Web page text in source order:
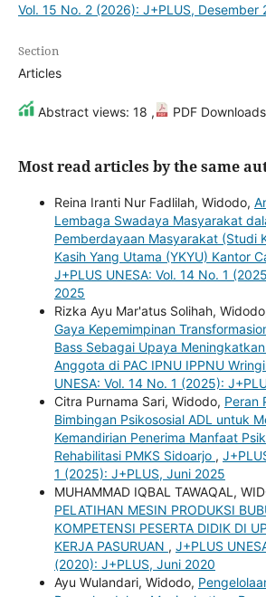
Vol. 15 No. 2 (2026): J+PLUS, Desember
Section
Articles
Abstract views: 18 , PDF
Most read articles by the same
Reina Iranti Nur Fadlilah, Widodo,
Lembaga Swadaya Masyarakat
Pemberdayaan Masyarakat (Studi
Kasih Yang Utama (YKYU) Kantor
J+PLUS UNESA: Vol. 14 No. 1
2025
Rizka Ayu Mar'atus Solihah,
Gaya Kepemimpinan
Bass Sebagai Upaya
Anggota di PAC IPNU IPPNU
UNESA: Vol. 14 No. 1 (2025):
Citra Purnama Sari, Widodo, Peran
Bimbingan Psikososial ADL untuk
Kemandirian Penerima Manfaat
Rehabilitasi PMKS Sidoarjo ,
1 (2025): J+PLUS, Juni 2025
MUHAMMAD IQBAL TAWAQAL,
PELATIHAN MESIN PRODUKSI
KOMPETENSI PESERTA DIDIK DI
KERJA PASURUAN , J+PLUS
(2020): J+PLUS, Juni 2020
Ayu Wulandari, Widodo,